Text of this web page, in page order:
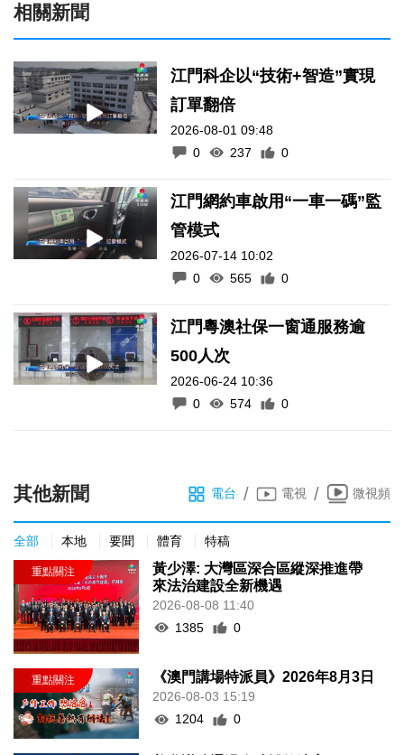
相關新聞
江門科企以“技術+智造”實現
訂單翻倍
2026-08-01 09:48
0
237 0
江門網約車啟用“一車一碼”監
管模式
2026-07-14 10:02
0
565 0
江門粵澳社保一窗通服務逾
500人次
2026-06-24 10:36
0
574 0
其他新聞 電台 / 電視 / 微視頻
全部 本地 要聞 體育 特稿
黃少澤: 大灣區深合區縱深推進帶
來法治建設全新機遇
2026-08-08 11:40
1385
0
《澳門講場特派員》2026年8月3日
2026-08-03 15:19
1204
0